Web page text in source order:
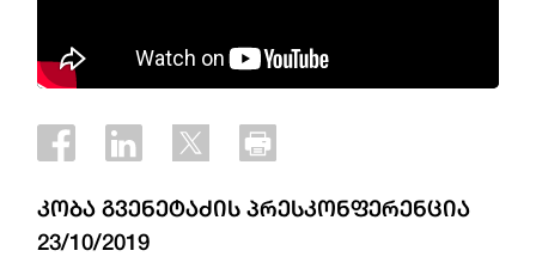
კობა გვენეტაძის პრესკონფერენცია
23/10/2019